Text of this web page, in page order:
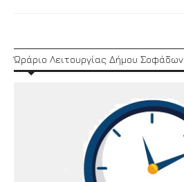
Ώράριο Λειτουργίας Δήμου Σοφάδων